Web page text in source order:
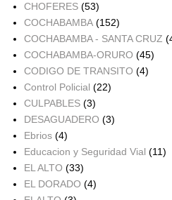
CHOFERES (53)
COCHABAMBA (152)
COCHABAMBA - SANTA CRUZ
COCHABAMBA-ORURO (45)
CODIGO DE TRANSITO (4)
Control Policial (22)
CULPABLES (3)
DESAGUADERO (3)
Ebrios (4)
Educacion y Seguridad Vial (11)
EL ALTO (33)
EL DORADO (4)